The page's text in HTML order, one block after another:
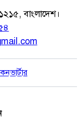
বাংলাদেশ।